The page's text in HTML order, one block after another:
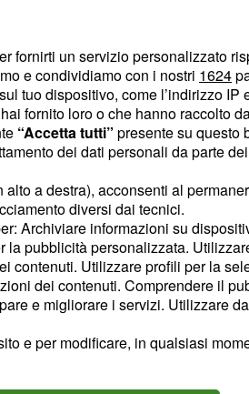
cui
fornirti un servizio personalizzato
e condividiamo con i nostri 1624
tuo dispositivo, come l’indirizzo IP
fornito loro o che hanno raccolto
“Accetta tutti” presente su questo
dei dati personali da parte
alto a destra), acconsenti al
diversi dai tecnici.
Archiviare informazioni su
pubblicità personalizzata.
contenuti. Utilizzare profili per la
dei contenuti. Comprendere il
e migliorare i servizi. Utilizzare
e per modificare, in qualsiasi